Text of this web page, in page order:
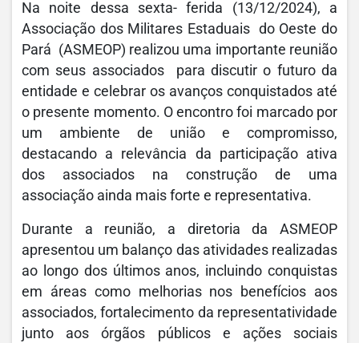
Na noite dessa sexta- ferida (13/12/2024), a
Associação dos Militares Estaduais do Oeste do
Pará (ASMEOP) realizou uma importante reunião
com seus associados para discutir o futuro da
entidade e celebrar os avanços conquistados até
o presente momento. O encontro foi marcado por
um ambiente de união e compromisso,
destacando a relevância da participação ativa
dos associados na construção de uma
associação ainda mais forte e representativa.
Durante a reunião, a diretoria da ASMEOP
apresentou um balanço das atividades realizadas
ao longo dos últimos anos, incluindo conquistas
em áreas como melhorias nos benefícios aos
associados, fortalecimento da representatividade
junto aos órgãos públicos e ações sociais